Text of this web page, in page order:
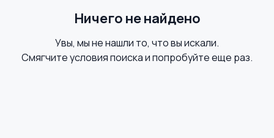
Музыкальные
Настольные игры
Ничего не найдено
Увы, мы не нашли то, что вы искали.
Смягчите условия поиска и попробуйте еще раз.